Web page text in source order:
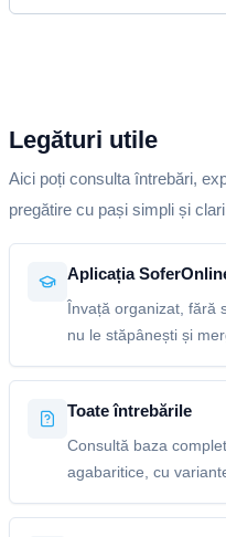
Legături utile
Aici poți consulta întrebări,
pregătire cu pași simpli și
Aplicația
Învață organizat, fără
nu le stăpânești și
Toate întrebările
Consultă baza
agabaritice, cu